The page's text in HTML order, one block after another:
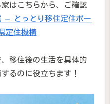
はこちらから、ご確認
– とっとり移住定住ポー
定住機構
移住後の生活を具体的
るのに役立ちます！